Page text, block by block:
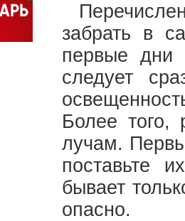
забрать в
первые дни
следует
Более того,
лучам.
поставьте
бывает
опасно.